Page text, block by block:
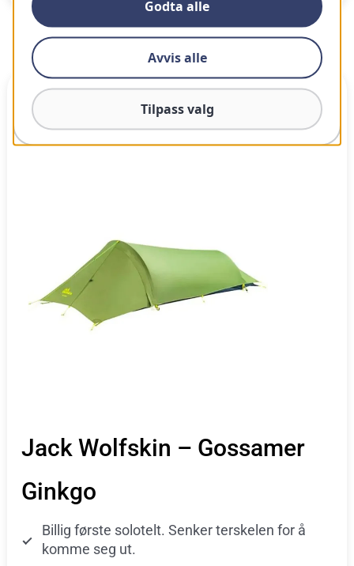
Vår vurdering
Jack Wolfskin – Gossamer
Ginkgo
Billig første solotelt. Senker terskelen for å
komme seg ut.
Godta alle
Avvis alle
Tilpass valg